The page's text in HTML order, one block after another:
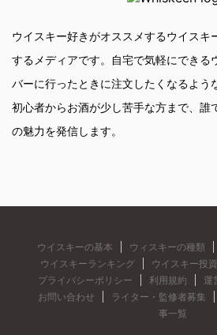
ウイスキー好きがオススメするウイスキ
するメディアです。自宅で気軽にできる
バーに行ったときに注文したくなるよう
初心者からお酒が少し苦手な方まで、誰
の魅力を発信します。
ウイスキーの基本 ウィスキーの種類
ウイスキーランキング
ウイスキー投資
プライバシーポリシー
利用規約 運
お問い合わせ
ライター・監修者募集
事一覧